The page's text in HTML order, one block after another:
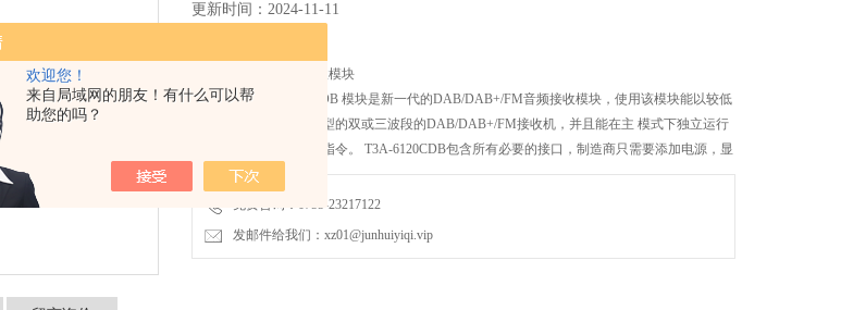
欢迎您！
来自局域网的朋友！有什么可以帮
助您的吗？
更新时间：2024-11-11
T3 DAB/DAB+/FM 接收模块
功能简述：T3A-6120CDB 模块是新一代的DAB/DAB+/FM音频接收模块，使用该模块能以较低
的成本生产设计不同类型的双或三波段的DAB/DAB+/FM接收机，并且能在主 模式下独立运行
或接收外部微控制器的指令。 T3A-6120CDB包含所有必要的接口，制造商只需要添加电源，显
示器，音频放大器和扬声器就可组成一个全功能的DAB/DAB+/FM收音
免费咨询：0755-23217122
发邮件给我们：xz01@junhuiyiqi.vip